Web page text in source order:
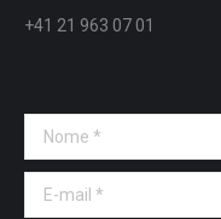
+41 21 963 07 01
Nome *
E-mail *